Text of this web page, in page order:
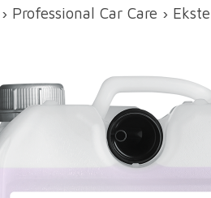
› Professional Car Care ›